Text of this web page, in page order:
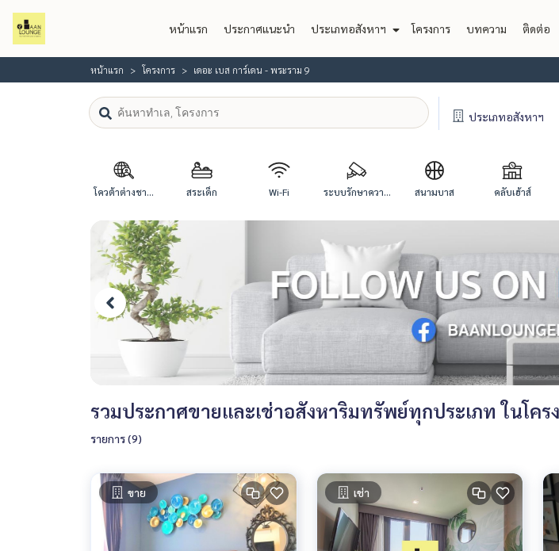
หน้าแรก ประกาศแนะนำ ประเภทอสังหาฯ โครงการ บทความ ติดต่อ
หน้าแรก โครงการ เดอะ เบส การ์เดน - พระราม 9
ประเภทอสังหาฯ
โควต้าต่างชา... สระเด็ก Wi-Fi ระบบรักษาควา... สนามบาส คลับเฮ้าส์
รวมประกาศขายและเช่าอสังหาริมทรัพย์ทุกประเภท ในโคร
รายการ (9)
ขาย เช่า